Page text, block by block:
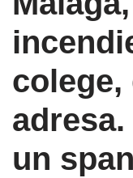
colege,
un